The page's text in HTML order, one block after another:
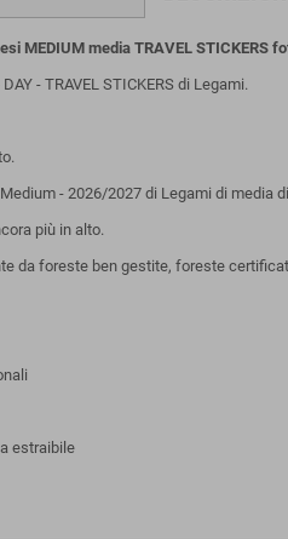
MEDIUM media TRAVEL STICKERS
- TRAVEL STICKERS di Legami.
- 2026/2027 di Legami di
più in alto.
da foreste ben gestite, foreste
estraibile